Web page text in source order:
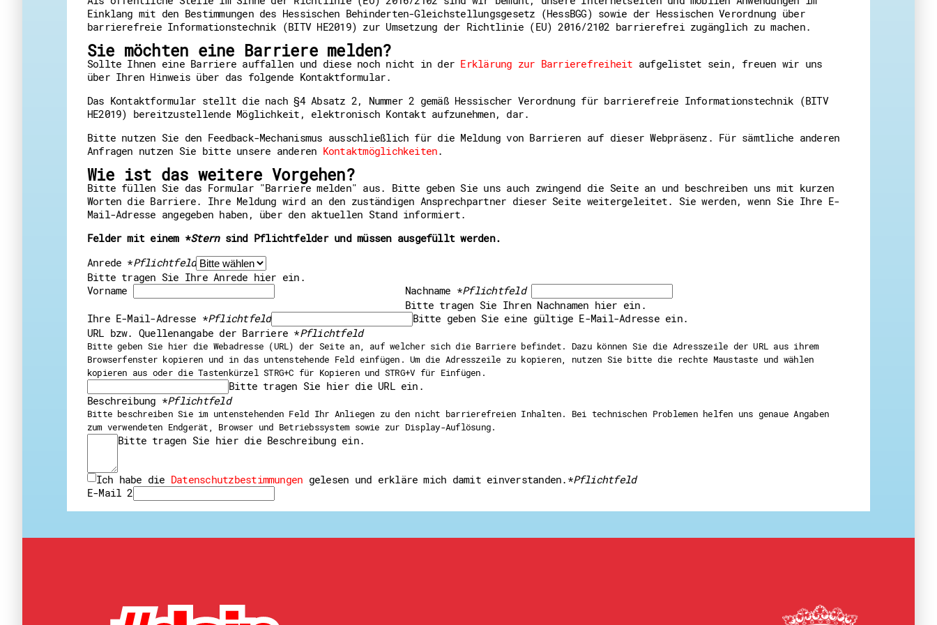
Freiwilligenmanagement
Hessen engagiert - Digitale Themenabende
Kompetenznachweis Hessen
Service-Learning
Mach dich schlau
GEMA-Pakt
Energiepreiskrise und Ehrenamt
Qualifizierung & Fortbildung
Stiftungen
Vereine, Spenden, Steuern - Gut zu Wissen
Wissenswertes rund um dein Ehrenamt
Service
Suche
Downloads
Impressum
Datenschutz
Erklärung zur Barrierefreiheit
Einklang mit den Bestimmungen des Hessischen Behinderten-Gleichstellungsgesetz (HessBGG) sowie der Hessischen Verordnung über
barrierefreie Informationstechnik (BITV HE2019) zur Umsetzung der Richtlinie (EU) 2016/2102 barrierefrei zugänglich zu machen.
Sie möchten eine Barriere melden?
Sollte Ihnen eine Barriere auffallen und diese noch nicht in der Erklärung zur Barrierefreiheit aufgelistet sein, freuen wir uns
über Ihren Hinweis über das folgende Kontaktformular.
Das Kontaktformular stellt die nach §4 Absatz 2, Nummer 2 gemäß Hessischer Verordnung für barrierefreie Informationstechnik (BITV
HE2019) bereitzustellende Möglichkeit, elektronisch Kontakt aufzunehmen, dar.
Bitte nutzen Sie den Feedback-Mechanismus ausschließlich für die Meldung von Barrieren auf dieser Webpräsenz. Für sämtliche anderen
Anfragen nutzen Sie bitte unsere anderen Kontaktmöglichkeiten.
Wie ist das weitere Vorgehen?
Bitte füllen Sie das Formular "Barriere melden" aus. Bitte geben Sie uns auch zwingend die Seite an und beschreiben uns mit kurzen
Worten die Barriere. Ihre Meldung wird an den zuständigen Ansprechpartner dieser Seite weitergeleitet. Sie werden, wenn Sie Ihre E-
Mail-Adresse angegeben haben, über den aktuellen Stand informiert.
Felder mit einem *Sternsind Pflichtfelder und müssen ausgefüllt werden.
Anrede *Pflichtfeld
Bitte tragen Sie Ihre Anrede hier ein.
Vorname
Nachname *Pflichtfeld
Bitte tragen Sie Ihren Nachnamen hier ein.
Ihre E-Mail-Adresse *Pflichtfeld
Bitte geben Sie eine gültige E-Mail-Adresse ein.
URL bzw. Quellenangabe der Barriere *Pflichtfeld
Bitte geben Sie hier die Webadresse (URL) der Seite an, auf welcher sich die Barriere befindet. Dazu können Sie die Adresszeile der URL aus ihrem
Browserfenster kopieren und in das untenstehende Feld einfügen. Um die Adresszeile zu kopieren, nutzen Sie bitte die rechte Maustaste und wählen
kopieren aus oder die Tastenkürzel STRG+C für Kopieren und STRG+V für Einfügen.
Bitte tragen Sie hier die URL ein.
Beschreibung *Pflichtfeld
Bitte beschreiben Sie im untenstehenden Feld Ihr Anliegen zu den nicht barrierefreien Inhalten. Bei technischen Problemen helfen uns genaue Angaben
zum verwendeten Endgerät, Browser und Betriebssystem sowie zur Display-Auflösung.
Bitte tragen Sie hier die Beschreibung ein.
Ich habe die Datenschutzbestimmungen gelesen und erkläre mich damit einverstanden. *Pflichtfeld
E-Mail 2